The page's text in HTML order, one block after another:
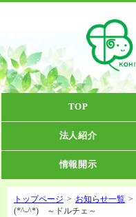
TOP
法人紹介
情報開示
トップページ > お知らせ一覧 >
(*^-^*) ～ドルチェ～